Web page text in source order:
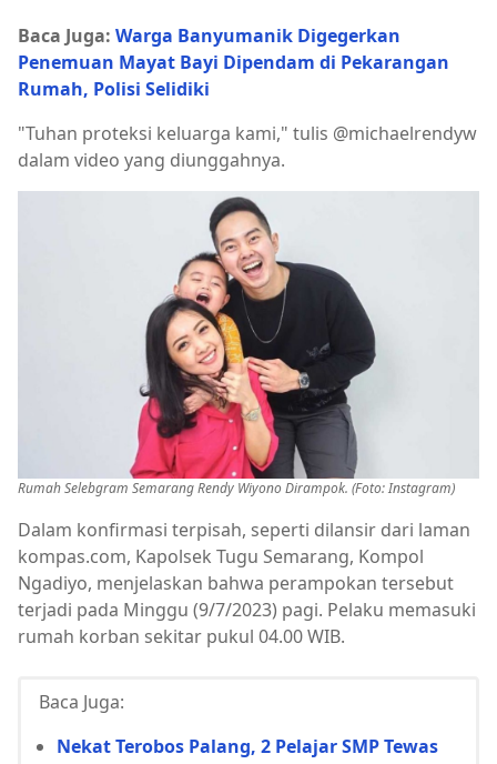
Baca Juga: Warga Banyumanik Digegerkan
Penemuan Mayat Bayi Dipendam di Pekarangan
Rumah, Polisi Selidiki
"Tuhan proteksi keluarga kami," tulis @michaelrendyw
dalam video yang diunggahnya.
Rumah Selebgram Semarang Rendy Wiyono Dirampok. (Foto: Instagram)
Dalam konfirmasi terpisah, seperti dilansir dari laman
kompas.com, Kapolsek Tugu Semarang, Kompol
Ngadiyo, menjelaskan bahwa perampokan tersebut
terjadi pada Minggu (9/7/2023) pagi. Pelaku memasuki
rumah korban sekitar pukul 04.00 WIB.
Baca Juga:
Nekat Terobos Palang, 2 Pelajar SMP Tewas